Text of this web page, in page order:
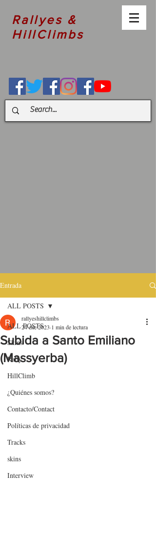
Rallyes &
HillClimbs
Entrada
ALL POSTS
Skins
Rally
HillClimb
¿Quiénes somos?
Contacto/Contact
Políticas de privacidad
Tracks
skins
Interview
ALL POSTS
Subida a Santo Emiliano
(Massyerba)
rallyeshillclimbs
24 ene 2023 1 min de lectura